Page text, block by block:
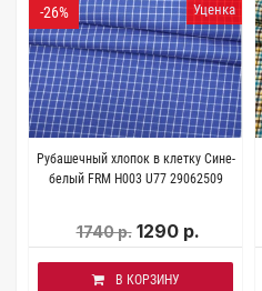
Уценка
-26%
Рубашечный хлопок в клетку Сине-
белый FRM H003 U77 29062509
1740 р. 1290 р.
В КОРЗИНУ